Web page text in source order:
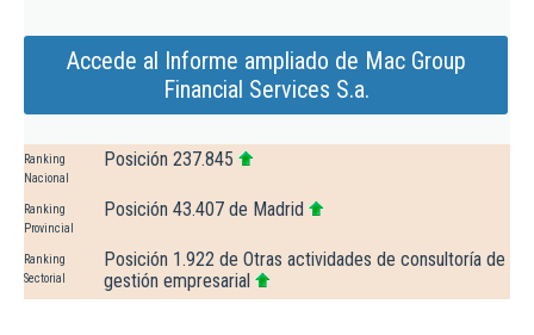
Accede al Informe ampliado de Mac Group
Financial Services S.a.
Ranking
Nacional
Posición 237.845
Ranking
Provincial
Posición 43.407 de Madrid
Ranking
Sectorial
Posición 1.922 de Otras actividades de consultoría de
gestión empresarial